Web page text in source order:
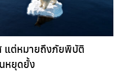
วกัน เพื่อแบ่งปันแนวทางการฟื้นฟู
เล (Blue Carbon) ที่กักเก็บได้
10 เท่า จึงสามารถดูดซับคาร์บอน
งกล่าว ได้เปิดเวทีให้อภิปรายถึง
กษ์และฟื้นฟูพื้นที่บลูคาร์บอน ซึ่งจะ
แต่หมายถึงภัยพิบัติ
หยุดยั้ง